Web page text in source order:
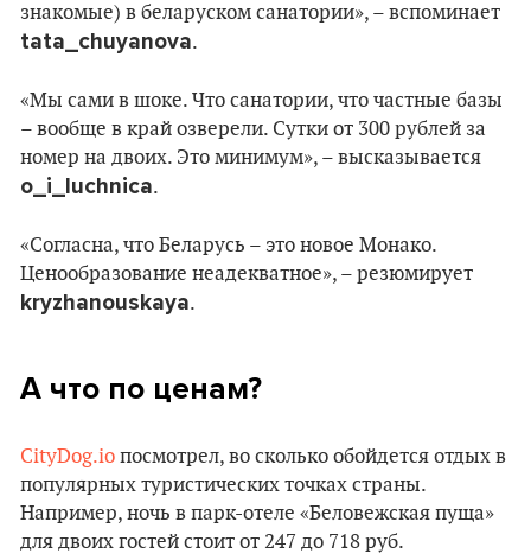
знакомые) в беларуском санатории», – вспоминает
tata_chuyanova.
«Мы сами в шоке. Что санатории, что частные базы
– вообще в край озверели. Сутки от 300 рублей за
номер на двоих. Это минимум», – высказывается
o_i_luchnica.
«Согласна, что Беларусь – это новое Монако.
Ценообразование неадекватное», – резюмирует
kryzhanouskaya.
А что по ценам?
CityDog.io посмотрел, во сколько обойдется отдых в
популярных туристических точках страны.
Например, ночь в парк-отеле «Беловежская пуща»
для двоих гостей стоит от 247 до 718 руб.